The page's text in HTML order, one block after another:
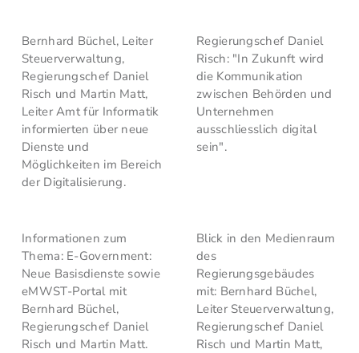
Bernhard Büchel, Leiter
Steuerverwaltung,
Regierungschef Daniel
Risch und Martin Matt,
Leiter Amt für Informatik
informierten über neue
Dienste und
Möglichkeiten im Bereich
der Digitalisierung.
Regierungschef Daniel
Risch: "In Zukunft wird
die Kommunikation
zwischen Behörden und
Unternehmen
ausschliesslich digital
sein".
Informationen zum
Thema: E-Government:
Neue Basisdienste sowie
eMWST-Portal mit
Bernhard Büchel,
Regierungschef Daniel
Risch und Martin Matt.
Blick in den Medienraum
des
Regierungsgebäudes
mit: Bernhard Büchel,
Leiter Steuerverwaltung,
Regierungschef Daniel
Risch und Martin Matt,